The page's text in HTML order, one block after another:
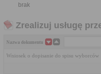
brak
Zrealizuj usługę
Nazwa dokumentu
Wniosek o dopisanie do spisu wyborców